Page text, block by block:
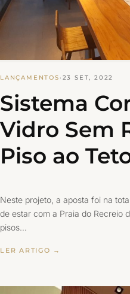
LANÇAMENTOS· 23 SET, 2022
Sistema
Vidro Sem
Piso ao
Neste projeto, a aposta foi na
de estar com a Praia do Recreio
pisos…
LER ARTIGO →